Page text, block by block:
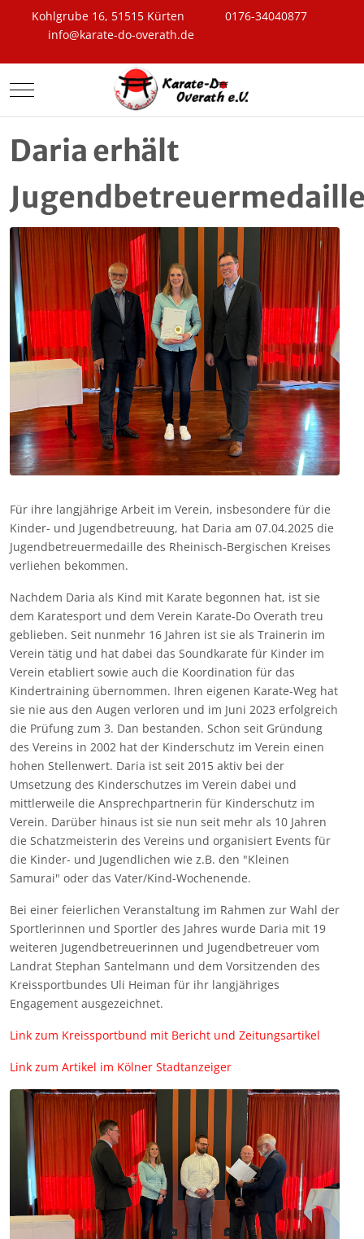
Kohlgrube 16, 51515 Kürten
0176-34040877
info@karate-do-overath.de
Mobile Menu Toggle
Daria erhält
Für ihre langjährige Arbeit im Verein, insbesondere für die
Kinder- und Jugendbetreuung, hat Daria am 07.04.2025 die
Jugendbetreuermedaille des Rheinisch-Bergischen Kreises
verliehen bekommen.
Nachdem Daria als Kind mit Karate begonnen hat, ist sie
dem Karatesport und dem Verein Karate-Do Overath treu
geblieben. Seit nunmehr 16 Jahren ist sie als Trainerin im
Verein tätig und hat dabei das Soundkarate für Kinder im
Verein etabliert sowie auch die Koordination für das
Kindertraining übernommen. Ihren eigenen Karate-Weg hat
sie nie aus den Augen verloren und im Juni 2023 erfolgreich
die Prüfung zum 3. Dan bestanden. Schon seit Gründung
des Vereins in 2002 hat der Kinderschutz im Verein einen
hohen Stellenwert. Daria ist seit 2015 aktiv bei der
Umsetzung des Kinderschutzes im Verein dabei und
mittlerweile die Ansprechpartnerin für Kinderschutz im
Verein. Darüber hinaus ist sie nun seit mehr als 10 Jahren
die Schatzmeisterin des Vereins und organisiert Events für
die Kinder- und Jugendlichen wie z.B. den "Kleinen
Samurai" oder das Vater/Kind-Wochenende.
Bei einer feierlichen Veranstaltung im Rahmen zur Wahl der
Sportlerinnen und Sportler des Jahres wurde Daria mit 19
weiteren Jugendbetreuerinnen und Jugendbetreuer vom
Landrat Stephan Santelmann und dem Vorsitzenden des
Kreissportbundes Uli Heiman für ihr langjähriges
Engagement ausgezeichnet.
Link zum Kreissportbund mit Bericht und Zeitungsartikel
Link zum Artikel im Kölner Stadtanzeiger